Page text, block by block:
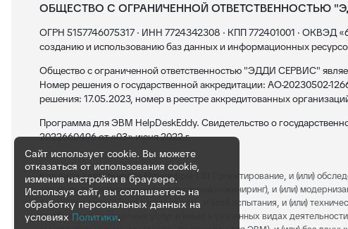
ОБЩЕСТВО С ОГРАНИЧЕННОЙ ОТВЕТСТВЕННОСТЬЮ
ОГРН 5157746075317 · ИНН 7724342308 · КПП 772401001 · ОКВЭД
созданию и использованию баз данных и информационных
Общество с ограниченной ответственностью "ЭДДИ СЕРВИС"
Номер решения о государственной аккредитации: АО-20230502-
решения: 17.05.2023, номер в реестре аккредитованных
Программа для ЭВМ HelpDeskEddy. Свидетельство о
2022660496 от «03» июня 2022 г.
Код вида деятельности Минцифры 1.01
Проектирование, и (или)
обратное проектирование (реверсивный инжиниринг), и (или)
сопровождение, и (или) тестирование, и (или) испытания, и (или)
по обучению, экспертных услуг и иных) в указанных видах
Сайт использует cookie. Вы можете
отказаться от использования cookie,
изменив настройки в браузере.
Используя сайт, вы соглашаетесь на
обработку персональных данных на
условиях Политики.